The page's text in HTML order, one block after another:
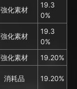
強化素材
19.3
0%
強化素材
19.3
0%
強化素材
19.20%
消耗品 19.20%